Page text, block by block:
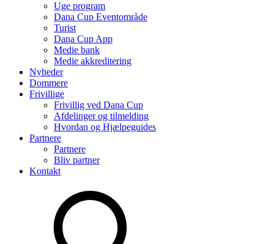
Uge program
Dana Cup Eventområde
Turist
Dana Cup App
Medie bank
Medie akkreditering
Nyheder
Dommere
Frivillige
Frivillig ved Dana Cup
Afdelinger og tilmelding
Hvordan og Hjælpeguides
Partnere
Partnere
Bliv partner
Kontakt